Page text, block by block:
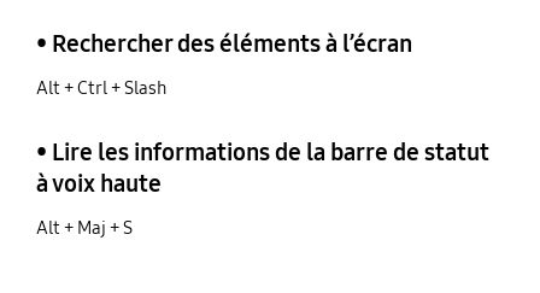
• Rechercher des éléments à l’écran
Alt + Ctrl + Slash
• Lire les informations de la barre de statut
à voix haute
Alt + Maj + S